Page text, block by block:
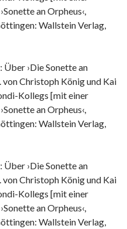
an Orpheus‹,
Wallstein Verlag,
Über ›Die Sonette an
von Christoph König und Kai
Kollegs [mit einer
an Orpheus‹,
Wallstein Verlag,
Über ›Die Sonette an
von Christoph König und Kai
Kollegs [mit einer
an Orpheus‹,
Wallstein Verlag,